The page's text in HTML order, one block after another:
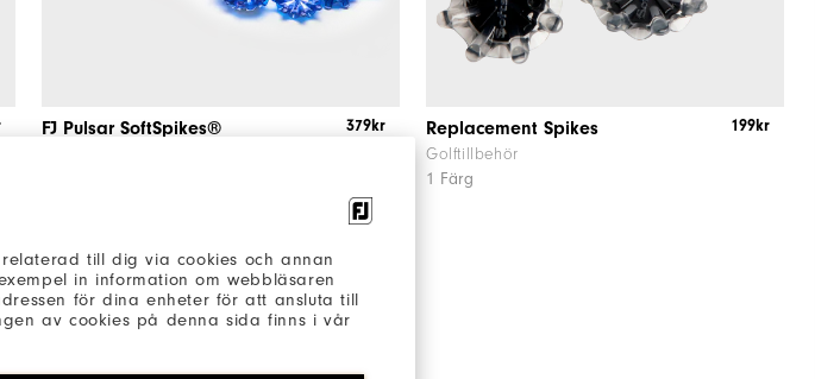
till dig via cookies och annan
in information om webbläsaren
för dina enheter för att ansluta till
av cookies på denna sida finns i vår
FJ Pulsar SoftSpikes® 379kr Replacement Spikes
Golftillbehör
1 Färg
199kr
CUSTOMIZE